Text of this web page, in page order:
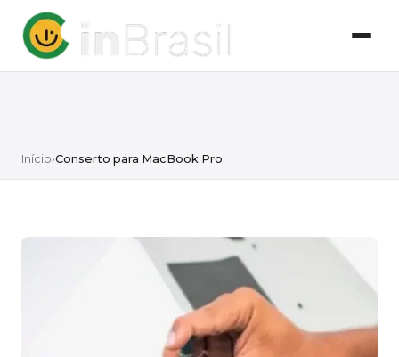
Início›Conserto para MacBook Pro